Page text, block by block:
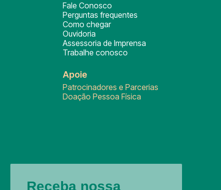
Fale Conosco
Perguntas frequentes
Como chegar
Ouvidoria
Assessoria de Imprensa
Trabalhe conosco
Apoie
Patrocinadores e Parcerias
Doação Pessoa Física